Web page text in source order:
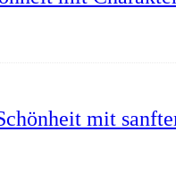
mit